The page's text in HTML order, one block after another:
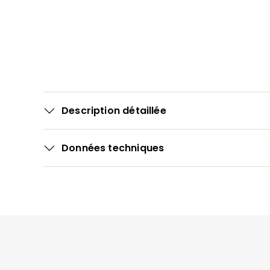
Description détaillée
Données techniques